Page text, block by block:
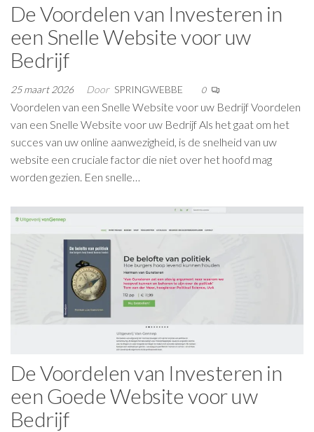
De Voordelen van Investeren in
een Snelle Website voor uw
Bedrijf
25 maart 2026 Door SPRINGWEBBE 0
Voordelen van een Snelle Website voor uw Bedrijf Voordelen
van een Snelle Website voor uw Bedrijf Als het gaat om het
succes van uw online aanwezigheid, is de snelheid van uw
website een cruciale factor die niet over het hoofd mag
worden gezien. Een snelle…
De Voordelen van Investeren in
een Goede Website voor uw
Bedrijf